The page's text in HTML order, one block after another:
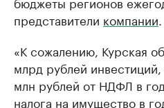
представители компании.
«К сожалению, Курская
млрд рублей
млн рублей от НДФЛ в
налога на имущество в